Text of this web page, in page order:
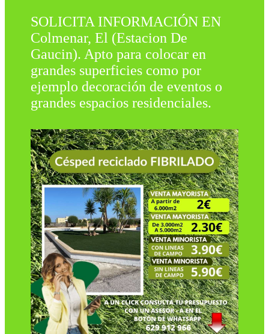
SOLICITA INFORMACIÓN EN
Colmenar, El (Estacion De
Gaucin). Apto para colocar en
grandes superficies como por
ejemplo decoración de eventos o
grandes espacios residenciales.